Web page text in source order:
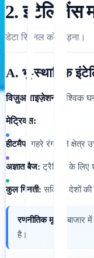
2. इंटेलिजेंस
डेटा सिग्नल को तोड़ना।
A. भू-स्थानिक
विज़ुअलाइज़ेशन: वैश्विक
मेट्रिक्स:
हीटमैप: गहरे रंग वाले क्षेत्र
अज्ञात बैज: ट्रैफ़िक के लिए
कुल गिनती: सक्रिय देशों की
रणनीतिक मूल्य:
बाजार
है।